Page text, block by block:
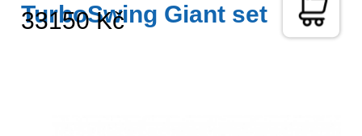
TurboSwing Giant set
33150 Kč